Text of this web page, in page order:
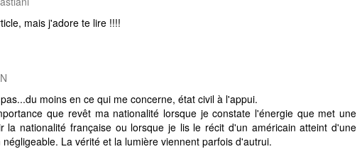
mais j'adore te lire !!!!
moins en ce qui me concerne, état civil à l'appui.
que revêt ma nationalité lorsque je constate l'énergie que met une
la nationalité française ou lorsque je lis le récit d'un américain atteint d'une
La vérité et la lumière viennent parfois d'autrui.